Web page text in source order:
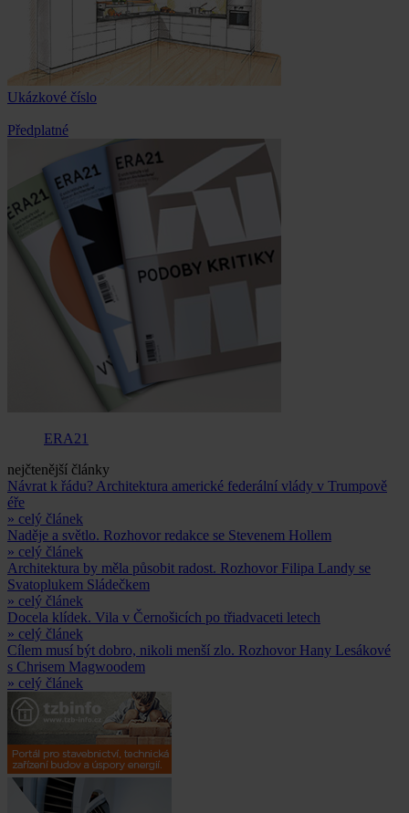
Ukázkové číslo
Předplatné
ERA21
nejčtenější články
Návrat k řádu? Architektura americké federální vlády v Trumpově
éře
» celý článek
Naděje a světlo. Rozhovor redakce se Stevenem Hollem
» celý článek
Architektura by měla působit radost. Rozhovor Filipa Landy se
Svatoplukem Sládečkem
» celý článek
Docela klídek. Vila v Černošicích po třiadvaceti letech
» celý článek
Cílem musí být dobro, nikoli menší zlo. Rozhovor Hany Lesákové
s Chrisem Magwoodem
» celý článek